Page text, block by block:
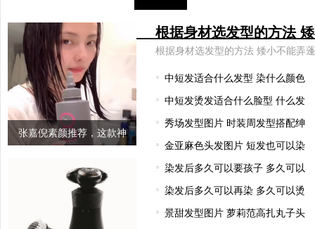
张嘉倪素颜推荐，这款神
中短发适合什么发型 染什么颜色
中短发烫发适合什么脸型 什么发
秀场发型图片 时装周发型搭配绅
金亚麻色头发图片 短发也可以染
染发后多久可以要孩子 多久可以
染发后多久可以再染 多久可以烫
景甜发型图片 萝莉范高扎丸子头